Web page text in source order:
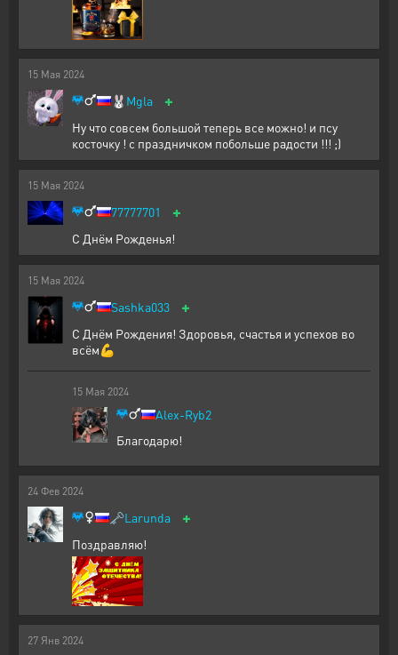
15 Мая 2024
🐰 Mgla +
Ну что совсем большой теперь все можно! и псу
косточку ! с праздничком побольше радости !!! ;)
15 Мая 2024
77777701 +
С Днём Рожденья!
15 Мая 2024
Sashka033 +
С Днём Рождения! Здоровья, счастья и успехов во
всём💪
15 Мая 2024
Alex-Ryb2
Благодарю!
24 Фев 2024
🗝️Larunda +
Поздравляю!
27 Янв 2024